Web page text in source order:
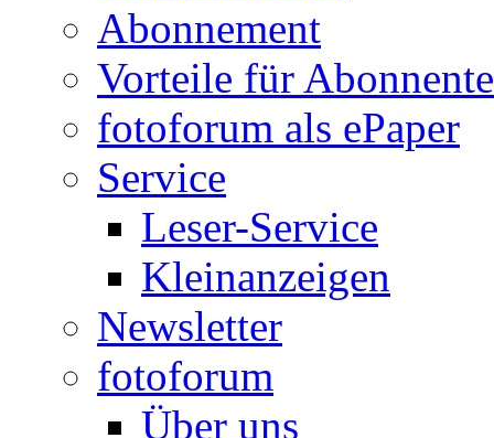
Abonnement
Vorteile für
fotoforum als ePaper
Service
Leser-Service
Kleinanzeigen
Newsletter
fotoforum
Über uns